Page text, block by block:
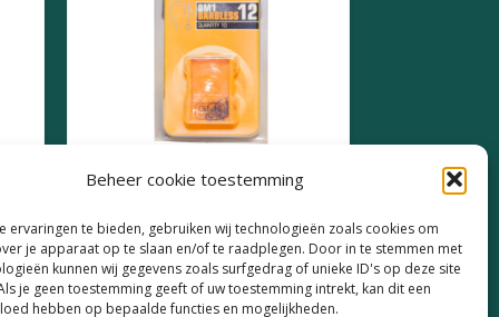
Beheer cookie toestemming
ervaringen te bieden, gebruiken wij technologieën zoals cookies om
je apparaat op te slaan en/of te raadplegen. Door in te stemmen met
kunnen wij gegevens zoals surfgedrag of unieke ID's op deze site
je geen toestemming geeft of uw toestemming intrekt, kan dit een
hebben op bepaalde functies en mogelijkheden.
Guru QM1 Barbless Size 12
€4,19